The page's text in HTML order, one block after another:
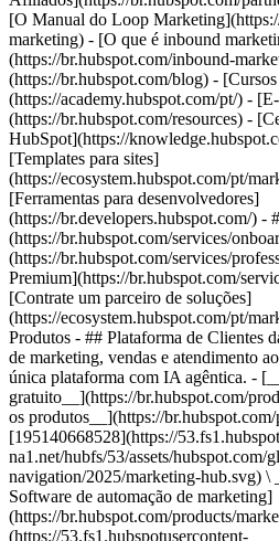
[O Manual do Loop
marketing) - [O que é inbound
(https://br.hubspot.com/inbound-
(https://br.hubspot.com/blog) -
(https://academy.hubspot.com/pt/) -
(https://br.hubspot.com/resources) -
HubSpot](https://
[Templates para sites]
(https://ecosystem.hubspot.com/pt/
[Ferramentas para desenvolvedores]
(https://br.developers.hubspot.com/) -
(https://br.hubspot.com/services/
(https://br.hubspot.com/services/
Premium](https://br.hubspot.com/
[Contrate um parceiro de soluções]
(https://ecosystem.hubspot.com/pt/